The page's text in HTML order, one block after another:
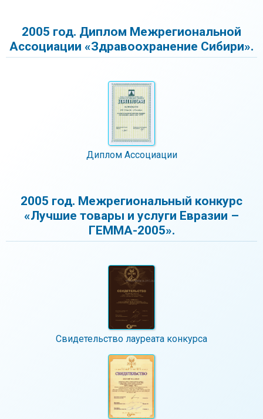
2005 год. Диплом Межрегиональной
Ассоциации «Здравоохранение Сибири».
Диплом Ассоциации
2005 год. Межрегиональный конкурс
«Лучшие товары и услуги Евразии –
ГЕММА-2005».
Свидетельство лауреата конкурса